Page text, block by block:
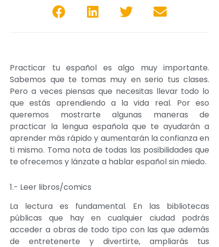
Practicar tu español es algo muy importante.
Sabemos que te tomas muy en serio tus clases.
Pero a veces piensas que necesitas llevar todo lo
que estás aprendiendo a la vida real. Por eso
queremos mostrarte algunas maneras de
practicar la lengua española que te ayudarán a
aprender más rápido y aumentarán la confianza en
ti mismo. Toma nota de todas las posibilidades que
te ofrecemos y lánzate a hablar español sin miedo.
1.- Leer libros/comics
La lectura es fundamental. En las bibliotecas
públicas que hay en cualquier ciudad podrás
acceder a obras de todo tipo con las que además
de entretenerte y divertirte, ampliarás tus